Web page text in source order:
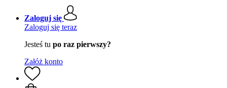
Zaloguj się
Zaloguj się teraz
Jesteś tu po raz pierwszy?
Załóż konto